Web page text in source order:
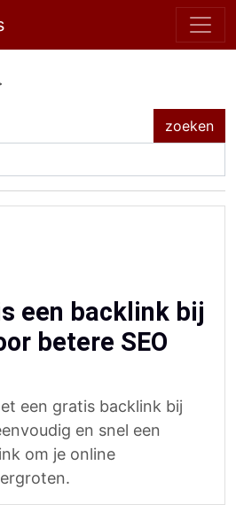
een backlink bij
betere SEO
een gratis backlink bij
en snel een
om je online